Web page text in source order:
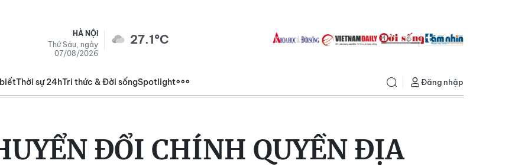
HÀ NỘI
Thứ Sáu, ngày
07/08/2026
27.1°C
Thời sự 24hTri thức & Đời sốngSpotlight Đăng nhập
ĐỔI CHÍNH QUYỀN ĐỊA